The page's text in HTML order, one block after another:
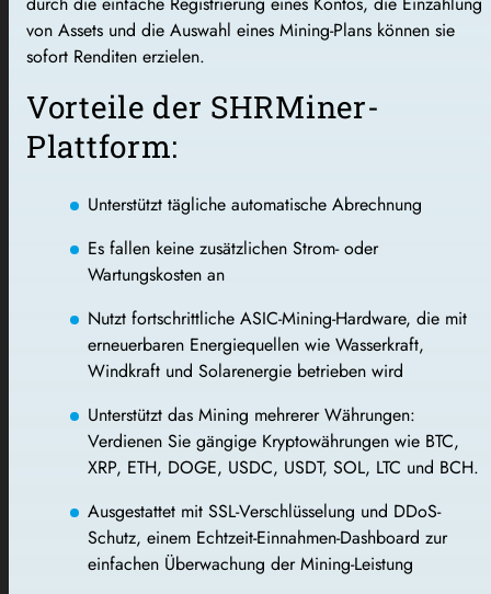
von Assets und die Auswahl eines Mining-Plans können sie
sofort Renditen erzielen.
Vorteile der SHRMiner-
Plattform:
Unterstützt tägliche automatische Abrechnung
Es fallen keine zusätzlichen Strom- oder
Wartungskosten an
Nutzt fortschrittliche ASIC-Mining-Hardware, die mit
erneuerbaren Energiequellen wie Wasserkraft,
Windkraft und Solarenergie betrieben wird
Unterstützt das Mining mehrerer Währungen:
Verdienen Sie gängige Kryptowährungen wie BTC,
XRP, ETH, DOGE, USDC, USDT, SOL, LTC und BCH.
Ausgestattet mit SSL-Verschlüsselung und DDoS-
Schutz, einem Echtzeit-Einnahmen-Dashboard zur
einfachen Überwachung der Mining-Leistung